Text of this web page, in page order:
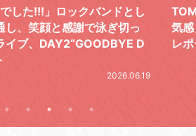
した!!!」ロックバンドとし
し、笑顔と感謝で泳ぎ切っ
イブ、DAY2“GOODBYE D
2026.06.19
気
レ